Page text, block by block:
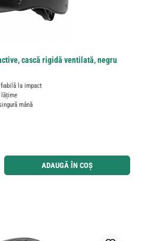
cască rigidă ventilată, negru
la impact
lățime
mână
sau utilizați butoanele pentru a mări sau micșora
ADAUGĂ ÎN COȘ